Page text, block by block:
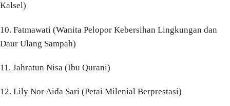
Kalsel)
10. Fatmawati (Wanita Pelopor Kebersihan Lingkungan dan
Daur Ulang Sampah)
11. Jahratun Nisa (Ibu Qurani)
12. Lily Nor Aida Sari (Petai Milenial Berprestasi)